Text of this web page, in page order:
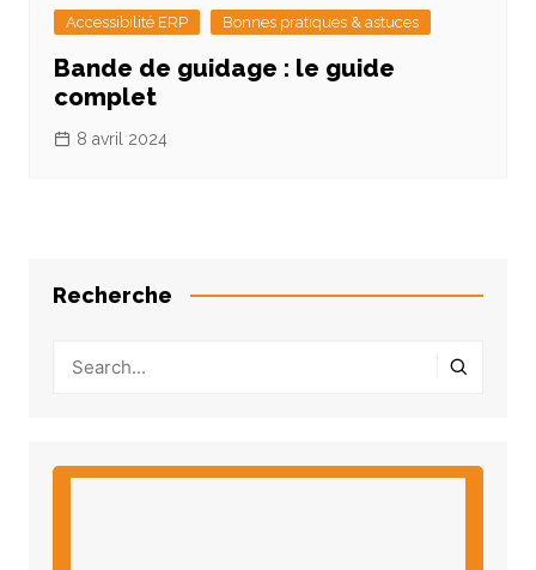
Accessibilité ERP Bonnes pratiques & astuces
Bande de guidage : le guide
complet
8 avril 2024
Recherche